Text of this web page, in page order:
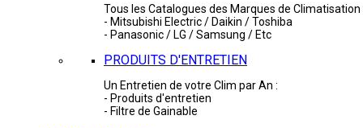
Tous les Catalogues des Marques de Climatisation
- Mitsubishi Electric / Daikin / Toshiba
- Panasonic / LG / Samsung / Etc
PRODUITS D'ENTRETIEN
Un Entretien de votre Clim par An :
- Produits d'entretien
- Filtre de Gainable